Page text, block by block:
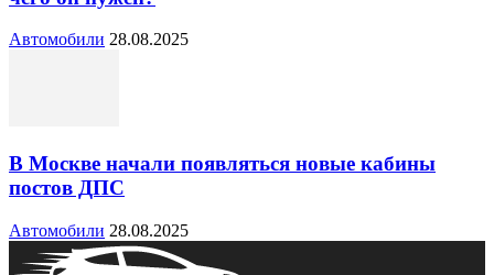
Автомобили 28.08.2025
В Москве начали появляться новые кабины
постов ДПС
Автомобили 28.08.2025